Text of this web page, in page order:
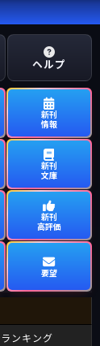
ヘルプ
新刊
情報
新刊
文庫
新刊
高評価
要望
ンキング